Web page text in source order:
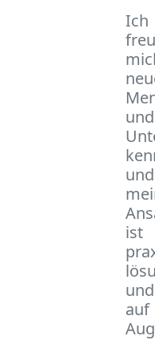
Ich
und
und
ist
und
auf